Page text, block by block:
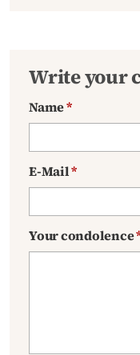
Write your
Name*
E-Mail*
Your condolence